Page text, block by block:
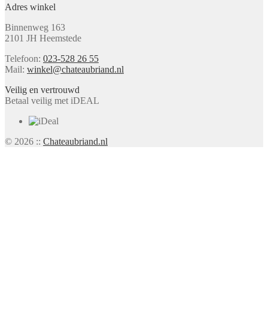
Adres winkel
Binnenweg 163
2101 JH Heemstede
Telefoon: 023-528 26 55
Mail: winkel@chateaubriand.nl
Veilig en vertrouwd
Betaal veilig met iDEAL
© 2026 :: Chateaubriand.nl